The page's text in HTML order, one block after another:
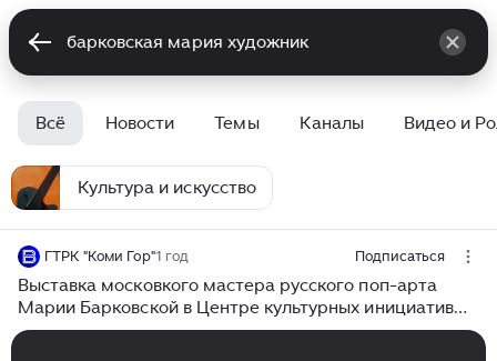
Всё Новости Темы Каналы Видео и
Культура и искусство
ГТРК "Коми Гор"1 год Подписаться
Выставка московкого мастера русского поп-арта
Марии Барковской в Центре культурных инициатив
«Югор»